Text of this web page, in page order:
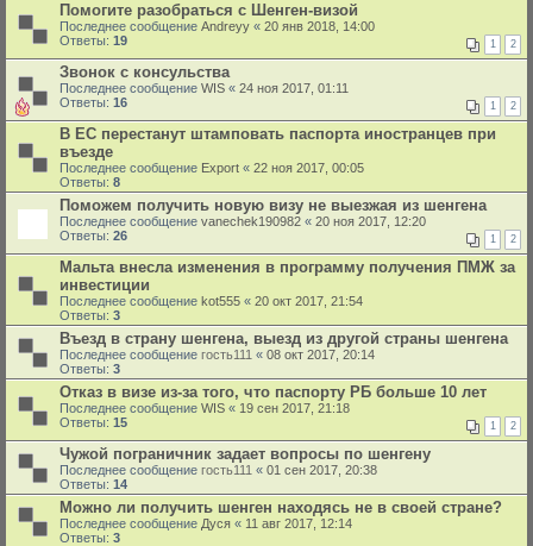
Помогите разобраться с Шенген-визой
Последнее сообщение Andreyy « 20 янв 2018, 14:00
Ответы: 19 1 2
Звонок с консульства
Последнее сообщение WIS « 24 ноя 2017, 01:11
Ответы: 16 1 2
В ЕС перестанут штамповать паспорта иностранцев при
въезде
Последнее сообщение Export « 22 ноя 2017, 00:05
Ответы: 8
Поможем получить новую визу не выезжая из шенгена
Последнее сообщение vanechek190982 « 20 ноя 2017, 12:20
Ответы: 26 1 2
Мальта внесла изменения в программу получения ПМЖ за
инвестиции
Последнее сообщение kot555 « 20 окт 2017, 21:54
Ответы: 3
Въезд в страну шенгена, выезд из другой страны шенгена
Последнее сообщение гость111 « 08 окт 2017, 20:14
Ответы: 3
Отказ в визе из-за того, что паспорту РБ больше 10 лет
Последнее сообщение WIS « 19 сен 2017, 21:18
Ответы: 15 1 2
Чужой пограничник задает вопросы по шенгену
Последнее сообщение гость111 « 01 сен 2017, 20:38
Ответы: 14
Можно ли получить шенген находясь не в своей стране?
Последнее сообщение Дуся « 11 авг 2017, 12:14
Ответы: 3